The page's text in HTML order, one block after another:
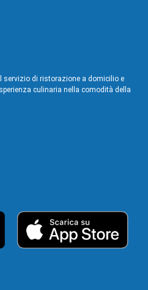
servizio di ristorazione a domicilio e
culinaria nella comodità della